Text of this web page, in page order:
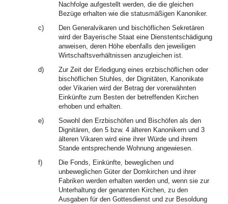
Nachfolge aufgestellt werden, die die gleichen
Bezüge erhalten wie die statusmäßigen Kanoniker.
c)
Den Generalvikaren und bischöflichen Sekretären
wird der Bayerische Staat eine Dienstentschädigung
anweisen, deren Höhe ebenfalls den jeweiligen
Wirtschaftsverhältnissen anzugleichen ist.
d)
Zur Zeit der Erledigung eines erzbischöflichen oder
bischöflichen Stuhles, der Dignitäten, Kanonikate
oder Vikarien wird der Betrag der vorerwähnten
Einkünfte zum Besten der betreffenden Kirchen
erhoben und erhalten.
e)
Sowohl den Erzbischöfen und Bischöfen als den
Dignitären, den 5 bzw. 4 älteren Kanonikern und 3
älteren Vikaren wird eine ihrer Würde und ihrem
Stande entsprechende Wohnung angewiesen.
f)
Die Fonds, Einkünfte, beweglichen und
unbeweglichen Güter der Domkirchen und ihrer
Fabriken werden erhalten werden und, wenn sie zur
Unterhaltung der genannten Kirchen, zu den
Ausgaben für den Gottesdienst und zur Besoldung